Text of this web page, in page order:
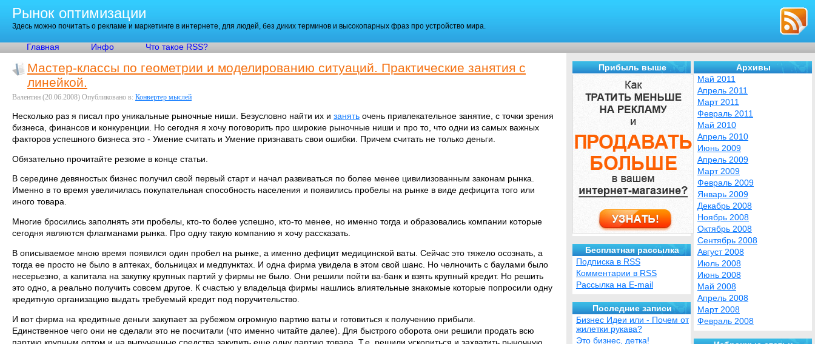
Рынок оптимизации
Здесь можно почитать о рекламе и маркетинге в интернете, для людей, без диких терминов и высокопарных фраз про устройство мира.
Главная Инфо Что такое RSS?
Мастер-классы по геометрии и моделированию ситуаций. Практические занятия с
линейкой.
Валентин (20.06.2008) Опубликовано в: Конвертер мыслей
Несколько раз я писал про уникальные рыночные ниши. Безусловно найти их и занять очень привлекательное занятие, с точки зрения
бизнеса, финансов и конкуренции. Но сегодня я хочу поговорить про широкие рыночные ниши и про то, что одни из самых важных
факторов успешного бизнеса это - Умение считать и Умение признавать свои ошибки. Причем считать не только деньги.
Обязательно прочитайте резюме в конце статьи.
В середине девяностых бизнес получил свой первый старт и начал развиваться по более менее цивилизованным законам рынка.
Именно в то время увеличилась покупательная способность населения и появились пробелы на рынке в виде дефицита того или
иного товара.
Многие бросились заполнять эти пробелы, кто-то более успешно, кто-то менее, но именно тогда и образовались компании которые
сегодня являются флагманами рынка. Про одну такую компанию я хочу рассказать.
В описываемое мною время появился один пробел на рынке, а именно дефицит медицинской ваты. Сейчас это тяжело осознать, а
тогда ее просто не было в аптеках, больницах и медпунктах. И одна фирма увидела в этом свой шанс. Но челночить с баулами было
несерьезно, а капитала на закупку крупных партий у фирмы не было. Они решили пойти ва-банк и взять крупный кредит. Но решить
это одно, а реально получить совсем другое. К счастью у владельца фирмы нашлись влиятельные знакомые которые попросили одну
кредитную организацию выдать требуемый кредит под поручительство.
И вот фирма на кредитные деньги закупает за рубежом огромную партию ваты и готовиться к получению прибыли.
Единственное чего они не сделали это не посчитали (что именно читайте далее). Для быстрого оборота они решили продать всю
партию крупным оптом и на вырученные средства закупить еще одну партию товара. Т.е. решили ускориться и захватить рыночную
Архивы
Май 2011
Апрель 2011
Март 2011
Февраль 2011
Май 2010
Апрель 2010
Июнь 2009
Апрель 2009
Март 2009
Февраль 2009
Январь 2009
Декабрь 2008
Ноябрь 2008
Октябрь 2008
Сентябрь 2008
Август 2008
Июль 2008
Июнь 2008
Май 2008
Апрель 2008
Март 2008
Февраль 2008
Прибыль выше
Бесплатная рассылка
Подписка в RSS
Комментарии в RSS
Рассылка на E-mail
Последние записи
Бизнес Идеи или - Почем от
жилетки рукава?
Это бизнес, детка!